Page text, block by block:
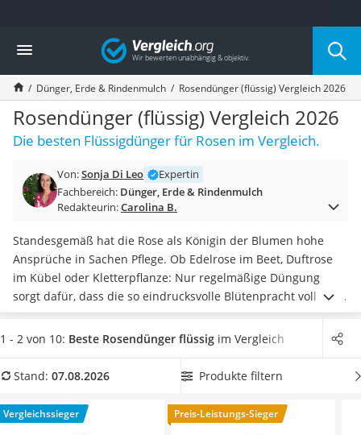
Die beliebtesten Vergleiche nach Kategorie
Baumarkt
Tresor feuerfest
Makita-Akku-Rasenmäher
Kappsäge
Smartes Türschloss
Akku-Rasentrimmer
Split-Klimaanlage 2 Innengeräte
Pelletofen
Tiefbrunnenpumpe
Fliesenschneider
Hochdruckreiniger
Doppelschleifer
Überwachungskamera
Benzinrasenmäher mit Elektrostart
Löschdecke
Winterharte Palmen
Gasdurchlauferhitzer
Vergleich
Dünger, Erde & Rindenmulch Rosendünger (flüssig) Vergleich 2026
Rosendünger (flüssig) Vergleich 2026
Die besten Flüssigdünger für Rosen im Vergleich.
Von:Sonja Di Leo
Expertin
Fachbereich: Dünger, Erde & Rindenmulch
Redakteurin:Carolina B.
Standesgemäß hat die Rose als Königin der Blumen hohe
Ansprüche in Sachen Pflege. Ob Edelrose im Beet, Duftrose
im Kübel oder Kletterpflanze: Nur regelmäßige Düngung
sorgt dafür, dass die so eindrucksvolle Blütenpracht voll zur
Geltung kommen kann. Tests unter Pflanzenexperten und
Hobbyzüchtern haben gezeigt:Flüssigdünger führt der Rose
wöchentlich verabreicht werden. Damit Sie nicht ständig
Ergiebigkeit des Produkts. Überzeugt hat uns hier im August
2026 besonders das Modell
Green24 Rosendünger XXL
1 - 2 von 10: Beste Rosendünger flüssig im Vergleich
Stand: 07.08.2026 Produkte filtern
Vergleichssieger Preis-Leistungs-Sieger